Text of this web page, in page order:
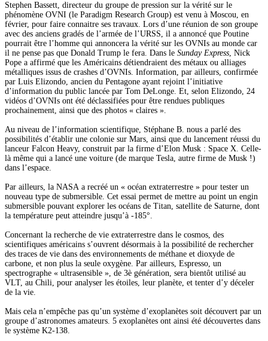
Stephen Bassett, directeur du groupe de pression sur la vérité sur le
phénomène OVNI (le Paradigm Research Group) est venu à Moscou, en
février, pour faire connaitre ses travaux. Lors d’une réunion de son groupe
avec des anciens gradés de l’armée de l’URSS, il a annoncé que Poutine
pourrait être l’homme qui annoncera la vérité sur les OVNIs au monde car
il ne pense pas que Donald Trump le fera. Dans le Sunday Express, Nick
Pope a affirmé que les Américains détiendraient des métaux ou alliages
métalliques issus de crashes d’OVNIs. Information, par ailleurs, confirmée
par Luis Elizondo, ancien du Pentagone ayant rejoint l’initiative
d’information du public lancée par Tom DeLonge. Et, selon Elizondo, 24
vidéos d’OVNIs ont été déclassifiées pour être rendues publiques
prochainement, ainsi que des photos « claires ».
Au niveau de l’information scientifique, Stéphane B. nous a parlé des
possibilités d’établir une colonie sur Mars, ainsi que du lancement réussi du
lanceur Falcon Heavy, construit par la firme d’Elon Musk : Space X. Celle-
là même qui a lancé une voiture (de marque Tesla, autre firme de Musk !)
dans l’espace.
Par ailleurs, la NASA a recréé un « océan extraterrestre » pour tester un
nouveau type de submersible. Cet essai permet de mettre au point un engin
submersible pouvant explorer les océans de Titan, satellite de Saturne, dont
la température peut atteindre jusqu’à -185°.
Concernant la recherche de vie extraterrestre dans le cosmos, des
scientifiques américains s’ouvrent désormais à la possibilité de rechercher
des traces de vie dans des environnements de méthane et dioxyde de
carbone, et non plus la seule oxygène. Par ailleurs, Espresso, un
spectrographe « ultrasensible », de 3è génération, sera bientôt utilisé au
VLT, au Chili, pour analyser les étoiles, leur planète, et tenter d’y déceler
de la vie.
Mais cela n’empêche pas qu’un système d’exoplanètes soit découvert par un
groupe d’astronomes amateurs. 5 exoplanètes ont ainsi été découvertes dans
le système K2-138.